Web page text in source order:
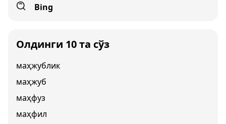
Bing
Олдинги 10 та сўз
маҳжублик
маҳжуб
маҳфуз
маҳфил